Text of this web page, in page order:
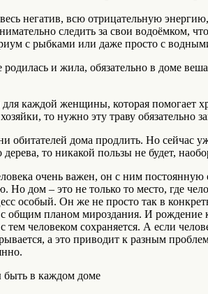
негатив, всю отрицательную
следить за свои водоёмком,
с рыбками или даже просто с
родилась и жила, обязательно в доме
для каждой женщины, которая помогает
то нужно эту траву обязательно
обитателей дома продлить. Но сейчас
то никакой пользы не будет,
очень важен, он с ним постоянную
дом – это не только то место, где
особый. Он же не просто так в
общим планом мироздания. И рождение
тем человеком сохраняется. А если
а это приводит к разным